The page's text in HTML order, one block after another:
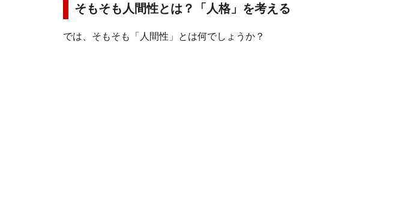
そもそも人間性とは？「人格」を考える
では、そもそも「人間性」とは何でしょうか？